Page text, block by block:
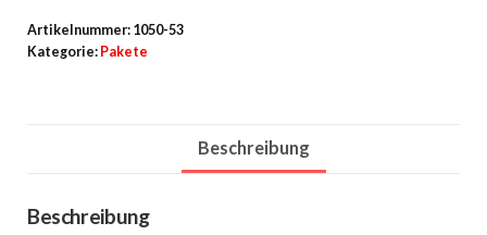
Project
Artikelnummer: 1050-53
Kategorie: Pakete
Beschreibung
Beschreibung